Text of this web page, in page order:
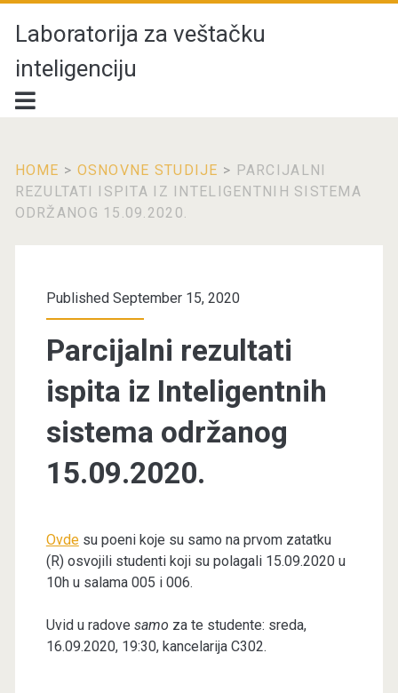
Laboratorija za veštačku
inteligenciju
HOME > OSNOVNE STUDIJE > PARCIJALNI
REZULTATI ISPITA IZ INTELIGENTNIH SISTEMA
ODRŽANOG 15.09.2020.
Published September 15, 2020
Parcijalni rezultati
ispita iz Inteligentnih
sistema održanog
15.09.2020.
Ovdesu poeni koje su samo na prvom zatatku
(R) osvojili studenti koji su polagali 15.09.2020 u
10h u salama 005 i 006.
Uvid u radove samo za te studente: sreda,
16.09.2020, 19:30, kancelarija C302.